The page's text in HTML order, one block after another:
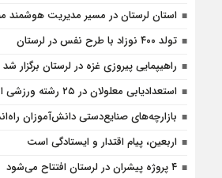
استان لرستان در مسیر مدیریت هوشمند
تولد ۴۰۰ نوزاد با طرح نفس در لرستان
راهیپمایی پیروزی غزه در لرستان برگزار شد
استعدادیابی معلولان در ۲۵ رشته ورزشی انجام می‌شود
بازارچه‌های صنایع‌دستی دانش‌آموزان
اربعین، پیام اقتدار و ایستادگی است
۴ پروژه پیشران در لرستان افتتاح می‌شود